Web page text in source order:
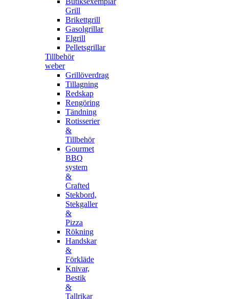
Grill
Brikettgrill
Gasolgrillar
Elgrill
Pelletsgrillar
Tillbehör
weber
Grillöverdrag
Tillagning
Redskap
Rengöring
Tändning
Rotisserier
&
Tillbehör
Gourmet
BBQ
system
&
Crafted
Stekbord,
Stekgaller
&
Pizza
Rökning
Handskar
&
Förkläde
Knivar,
Bestik
&
Tallrikar